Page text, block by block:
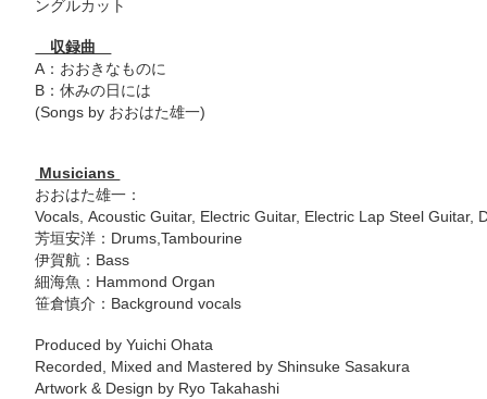
ングルカット
収録曲
A：おおきなものに
B：休みの日には
(Songs by おおはた雄一)
Musicians
おおはた雄一：
Vocals, Acoustic Guitar, Electric Guitar, Electric Lap Steel Guitar,
芳垣安洋：Drums,Tambourine
伊賀航：Bass
細海魚：Hammond Organ
笹倉慎介：Background vocals
Produced by Yuichi Ohata
Recorded, Mixed and Mastered by Shinsuke Sasakura
Artwork & Design by Ryo Takahashi